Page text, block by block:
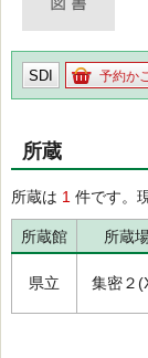
SDI 予約か
所蔵
所蔵は 1 件です。
所蔵館 所蔵
県立 集密２